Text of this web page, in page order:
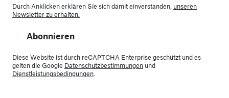
Durch Anklicken erklären Sie sich damit einverstanden, unseren
Newsletter zu erhalten.
Abonnieren
Diese Website ist durch reCAPTCHA Enterprise geschützt und es
gelten die Google Datenschutzbestimmungen und
Dienstleistungsbedingungen